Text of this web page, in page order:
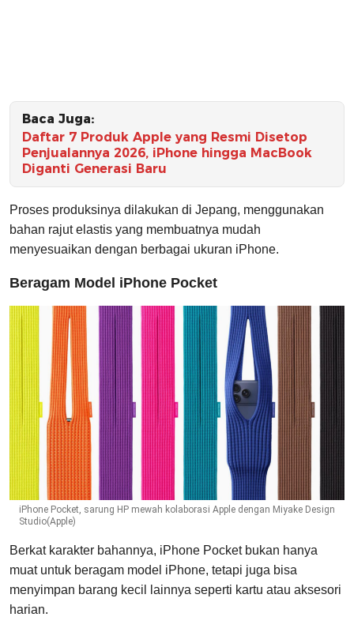
Baca Juga:
Daftar 7 Produk Apple yang Resmi Disetop
Penjualannya 2026, iPhone hingga MacBook
Diganti Generasi Baru
Proses produksinya dilakukan di Jepang, menggunakan
bahan rajut elastis yang membuatnya mudah
menyesuaikan dengan berbagai ukuran iPhone.
Beragam Model iPhone Pocket
iPhone Pocket, sarung HP mewah kolaborasi Apple dengan Miyake Design
Studio(Apple)
Berkat karakter bahannya, iPhone Pocket bukan hanya
muat untuk beragam model iPhone, tetapi juga bisa
menyimpan barang kecil lainnya seperti kartu atau aksesori
harian.